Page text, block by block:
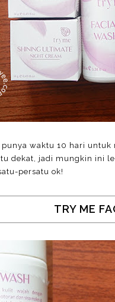
punya waktu 10 hari
dekat, jadi mungkin ini
persatu ok!
TRY ME